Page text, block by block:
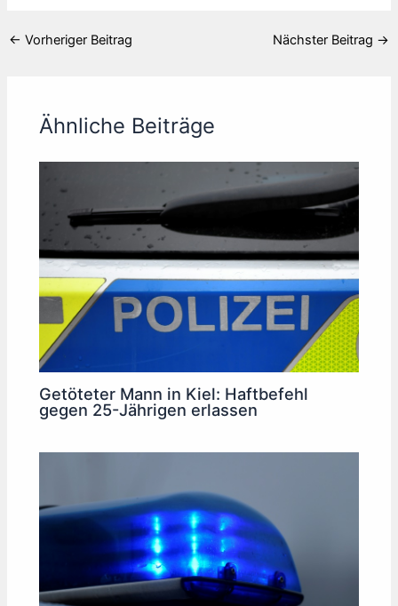
← Vorheriger Beitrag Nächster Beitrag →
Ähnliche Beiträge
Getöteter Mann in Kiel: Haftbefehl
gegen 25-Jährigen erlassen